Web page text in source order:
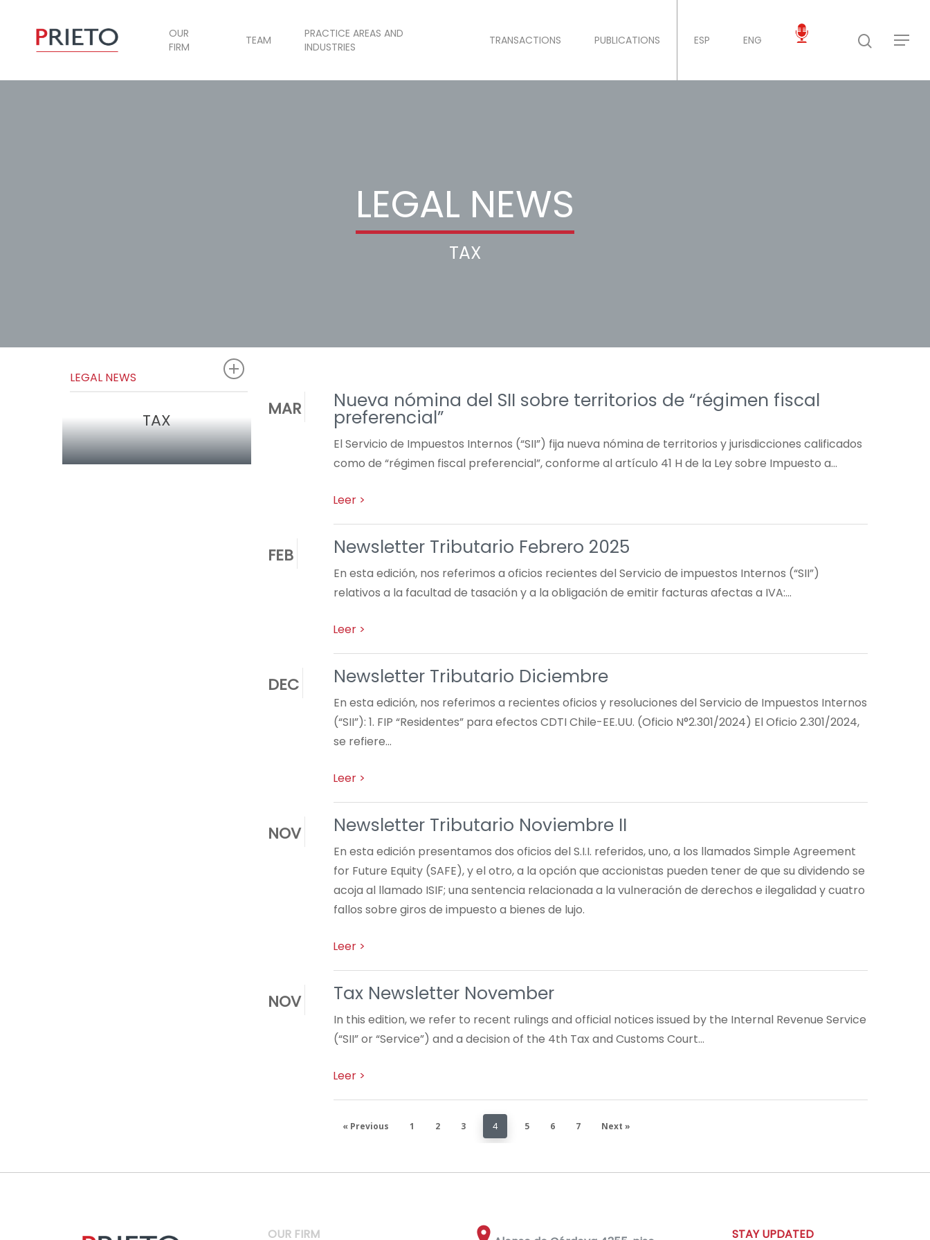
OUR
FIRM
TEAM
PRACTICE AREAS AND
INDUSTRIES
TRANSACTIONS PUBLICATIONS ESP ENG
LEGAL NEWS
TAX
LEGAL NEWS
TAX
MAR Nueva nómina del SII sobre territorios de “régimen fiscal
preferencial”
El Servicio de Impuestos Internos (“SII”) fija nueva nómina de territorios y jurisdicciones calificados
como de “régimen fiscal preferencial”, conforme al artículo 41 H de la Ley sobre Impuesto a…
FEB Newsletter Tributario Febrero 2025
En esta edición, nos referimos a oficios recientes del Servicio de impuestos Internos (“SII”)
relativos a la facultad de tasación y a la obligación de emitir facturas afectas a IVA:…
DEC Newsletter Tributario Diciembre
En esta edición, nos referimos a recientes oficios y resoluciones del Servicio de Impuestos Internos
(“SII”): 1. FIP “Residentes” para efectos CDTI Chile-EE.UU. (Oficio N°2.301/2024) El Oficio 2.301/2024,
se refiere…
NOV Newsletter Tributario Noviembre II
En esta edición presentamos dos oficios del S.I.I. referidos, uno, a los llamados Simple Agreement
for Future Equity (SAFE), y el otro, a la opción que accionistas pueden tener de que su dividendo se
acoja al llamado ISIF; una sentencia relacionada a la vulneración de derechos e ilegalidad y cuatro
fallos sobre giros de impuesto a bienes de lujo.
NOV Tax Newsletter November
In this edition, we refer to recent rulings and official notices issued by the Internal Revenue Service
(“SII” or “Service”) and a decision of the 4th Tax and Customs Court…
« Previous 1 2 3 4 5 6 7 Next »
OUR FIRM STAY UPDATED